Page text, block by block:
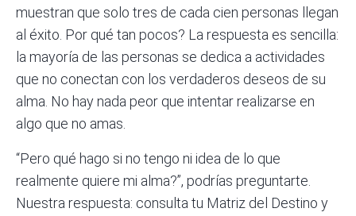
muestran que solo tres de cada cien personas llegan
al éxito. Por qué tan pocos? La respuesta es sencilla:
la mayoría de las personas se dedica a actividades
que no conectan con los verdaderos deseos de su
alma. No hay nada peor que intentar realizarse en
algo que no amas.
“Pero qué hago si no tengo ni idea de lo que
realmente quiere mi alma?”, podrías preguntarte.
Nuestra respuesta: consulta tu Matriz del Destino y